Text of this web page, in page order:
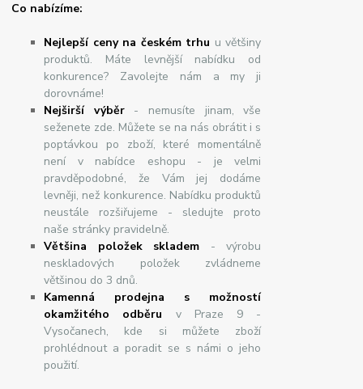
Co nabízíme:
Nejlepší ceny na českém trhu u většiny
produktů. Máte levnější nabídku od
konkurence? Zavolejte nám a my ji
dorovnáme!
Nejširšívýběr- nemusíte jinam, vše
seženete zde. Můžete se na nás obrátit i s
poptávkou po zboží, které momentálně
není v nabídce eshopu - je velmi
pravděpodobné, že Vám jej dodáme
levněji, než konkurence. Nabídku produktů
neustále rozšiřujeme - sledujte proto
naše stránky pravidelně.
Většina položek skladem - výrobu
neskladových položek zvládneme
většinou do 3 dnů.
Kamenná prodejna s možností
okamžitého odběru v Praze 9 -
Vysočanech, kde si můžete zboží
prohlédnout a poradit se s námi o jeho
použití.